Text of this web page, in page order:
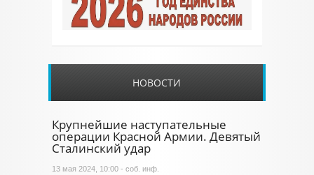
НОВОСТИ
Крупнейшие наступательные
операции Красной Армии. Девятый
Сталинский удар
13 мая 2024, 10:00 - соб. инф.